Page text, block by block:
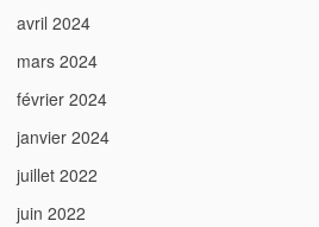
avril 2024
mars 2024
février 2024
janvier 2024
juillet 2022
juin 2022